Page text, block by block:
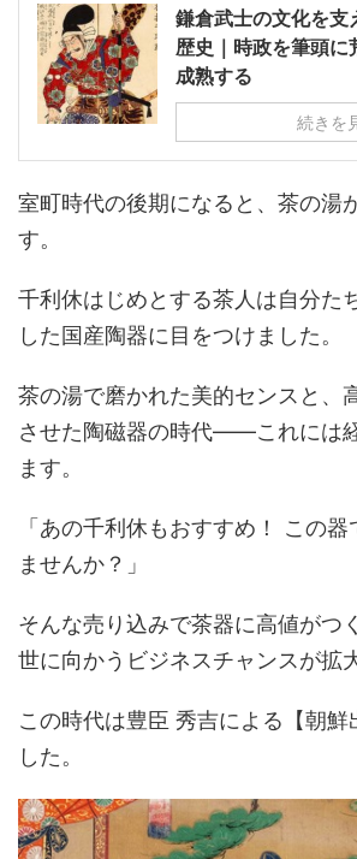
鎌倉武士の文化を支
歴史｜時政を筆頭に
成熟する
続きを
室町時代の後期になると、茶の湯
す。
千利休はじめとする茶人は自分た
した国産陶器に目をつけました。
茶の湯で磨かれた美的センスと、
させた陶磁器の時代――これには
ます。
「あの千利休もおすすめ！ この
ませんか？」
そんな売り込みで茶器に高値がつ
世に向かうビジネスチャンスが拡
この時代は豊臣 秀吉による【朝鮮
した。